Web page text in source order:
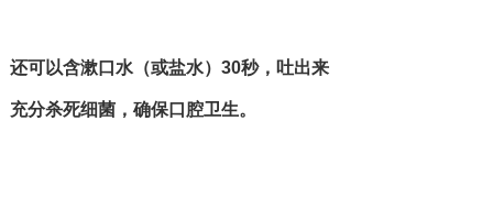
还可以含漱口水（或盐水）30秒，吐出来
充分杀死细菌，确保口腔卫生。